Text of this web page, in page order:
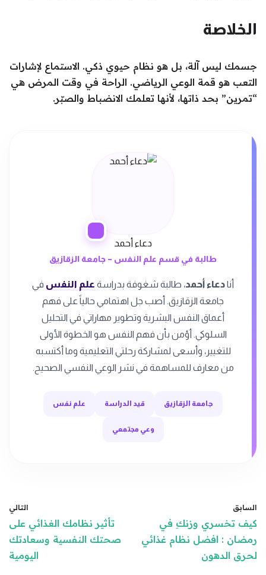
الخلاصة
جسمك ليس آلة، بل هو نظام حيوي ذكي. الاستماع لإشارات
التعب هو قمة الوعي الرياضي. الراحة في وقت المرض هي
“تمرين” بحد ذاتها، لأنها تعلمك الانضباط والصبّر.
دعاء أحمد
طالبة في قسم علم النفس – جامعة الزقازيق
أنادعاء أحمد، طالبة شغوفة بدراسة علم النفس في
جامعة الزقازيق. أصب جل اهتمامي حالياً على فهم
أعماق النفس البشرية وتطوير مهاراتي في التحليل
السلوكي. أؤمن بأن فهم النفس هو الخطوة الأولى
للتغيير، وأسعى لمشاركة رحلتي التعليمية وما أكتسبه
من معارف للمساهمة في نشر الوعي النفسي الصحيح.
جامعة الزقازيق قيد الدراسة علم نفس
وعي مجتمعي
السابق
كيف تخسري وزنكِ في
رمضان : افضل نظام غذائي
لحرق الدهون
التالي
تأثير نظامك الغذائي على
صحتك النفسية وسعادتك
اليومية